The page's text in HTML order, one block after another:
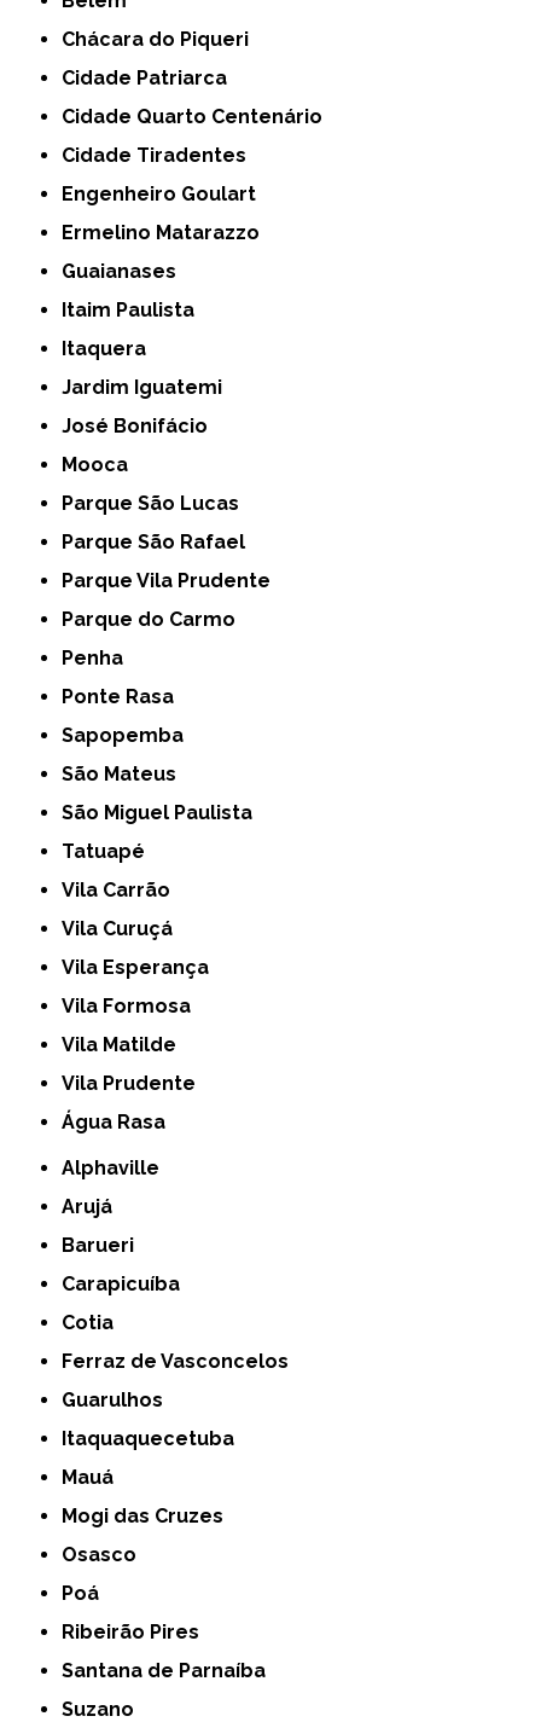
Chácara do Piqueri
Cidade Patriarca
Cidade Quarto Centenário
Cidade Tiradentes
Engenheiro Goulart
Ermelino Matarazzo
Guaianases
Itaim Paulista
Itaquera
Jardim Iguatemi
José Bonifácio
Mooca
Parque São Lucas
Parque São Rafael
Parque Vila Prudente
Parque do Carmo
Penha
Ponte Rasa
Sapopemba
São Mateus
São Miguel Paulista
Tatuapé
Vila Carrão
Vila Curuçá
Vila Esperança
Vila Formosa
Vila Matilde
Vila Prudente
Água Rasa
Alphaville
Arujá
Barueri
Carapicuíba
Cotia
Ferraz de Vasconcelos
Guarulhos
Itaquaquecetuba
Mauá
Mogi das Cruzes
Osasco
Poá
Ribeirão Pires
Santana de Parnaíba
Suzano